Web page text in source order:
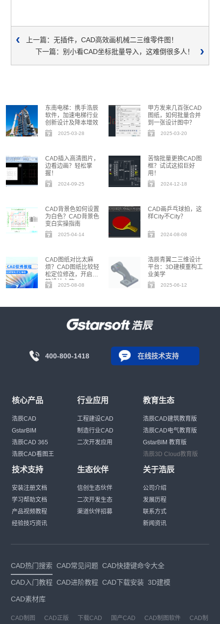
上一篇：无插件，CAD高效画机械二三维零件图！
下一篇：别小看CAD坐标批量导入，这难倒很多人！
东南电梯：携手浩辰
软件，加速电梯行业
创新设计及降本增效
2025-03-28
甲方发来几百张CAD
图纸，如何批量合并
到一张设计图中？
2025-03-20
CAD插入高清图片，
边看边画？轻松掌
握！
2024-09-25
苦恼批量更换CAD图
框？试试这招巨好
用！
2024-12-18
CAD背景色如何设置
为白色？CAD背景色
变白实操指南
2025-04-14
CAD画乒乓球拍，这
样City不City？
2024-08-08
CAD图纸对比太麻
烦？CAD图纸比较轻
松定位修改，开启高
效设计之旅
2025-08-08
浩辰青翼二三维设计
平台：3D建模重构工
业美学
2025-06-12
400-800-1418 在线技术支持
核心产品
浩辰CAD
GstarBIM
浩辰CAD 365
浩辰CAD看图王
行业应用
工程建设CAD
制造行业CAD
二次开发应用
教育生态
浩辰CAD建筑教育版
浩辰CAD电气教育版
GstarBIM 教育版
浩辰3D Cloud教育版
技术支持
安装注册文档
学习帮助文档
产品视频教程
经验技巧资讯
生态伙伴
信创生态伙伴
二次开发生态
渠道伙伴招募
关于浩辰
公司介绍
发展历程
联系方式
新闻资讯
CAD热门搜索 CAD常见问题 CAD快捷键命令大全
CAD入门教程 CAD进阶教程 CAD下载安装 3D建模
CAD素材库
CAD制图 CAD正版 下载CAD 国产CAD CAD制图软件 CAD制